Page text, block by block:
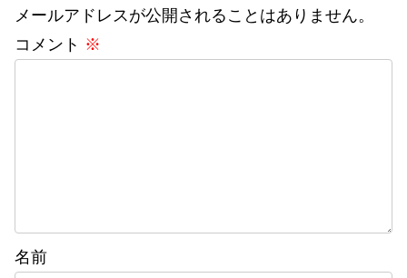
メールアドレスが公開されることはありません。
コメント ※
名前